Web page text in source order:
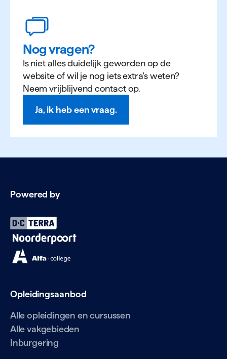
Nog vragen?
Is niet alles duidelijk geworden op de
website of wil je nog iets extra's weten?
Neem vrijblijvend contact op.
Ja, ik heb een vraag.
Powered by
Opleidingsaanbod
Alle opleidingen en cursussen
Alle vakgebieden
Inburgering